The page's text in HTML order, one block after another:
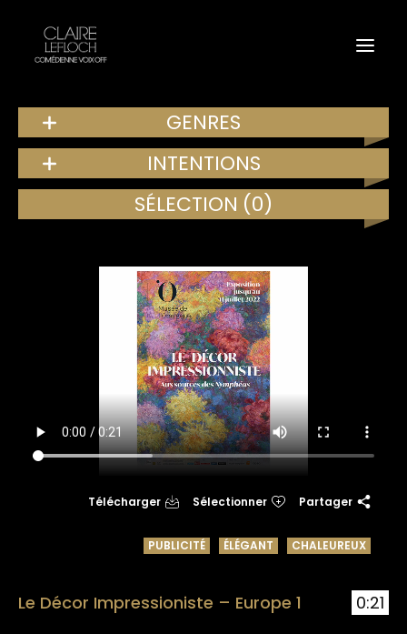
GENRES
INTENTIONS
SÉLECTION (0)
Le Décor Impressioniste – Europe 1 0:21
Télécharger Sélectionner Partager
PUBLICITÉ ÉLÉGANT CHALEUREUX